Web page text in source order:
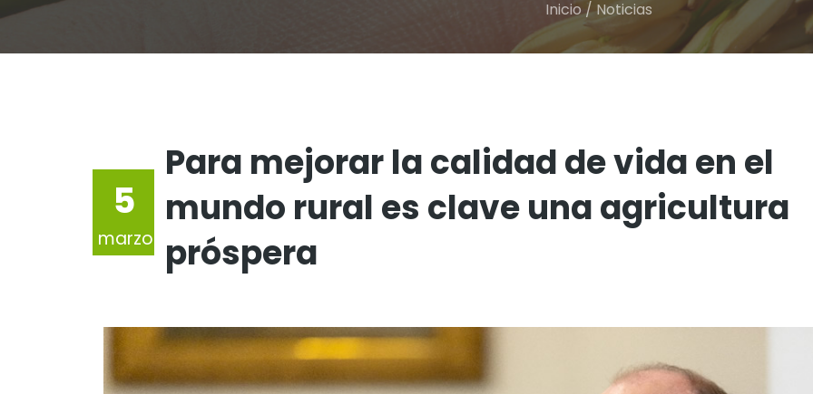
Inicio / Noticias
5
marzo
Para mejorar la calidad de vida en el
mundo rural es clave una agricultura
próspera